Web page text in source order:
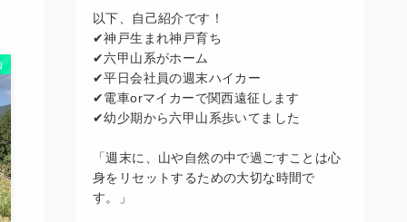
以下、自己紹介です！
✔神戸生まれ神戸育ち
✔六甲山系がホーム
✔平日会社員の週末ハイカー
✔電車orマイカーで関西遠征します
✔幼少期から六甲山系歩いてました
「週末に、山や自然の中で過ごすことは心
身をリセットするための大切な時間で
す。」